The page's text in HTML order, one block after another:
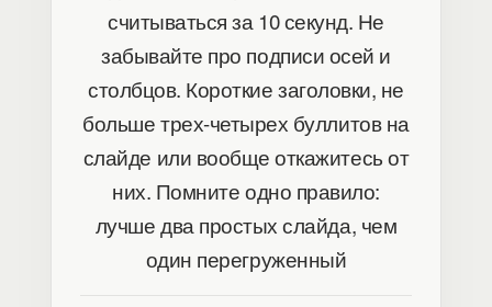
считываться за 10 секунд. Не
забывайте про подписи осей и
столбцов. Короткие заголовки, не
больше трех-четырех буллитов на
слайде или вообще откажитесь от
них. Помните одно правило:
лучше два простых слайда, чем
один перегруженный